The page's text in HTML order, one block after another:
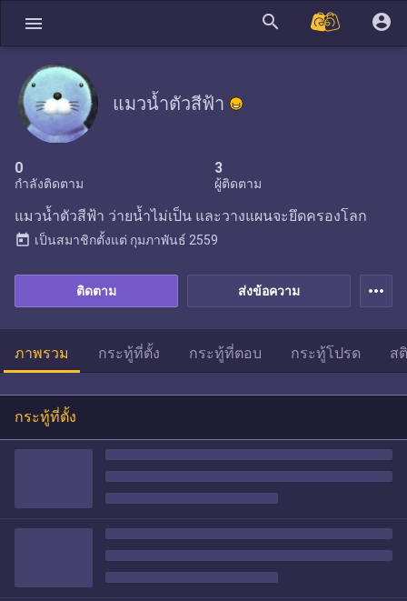
menu search account_circle
แมวน้ำตัวสีฟ้า
0
กำลังติดตาม
3
ผู้ติดตาม
ส่งข้อความ
ติดตาม
แมวน้ำตัวสีฟ้า ว่ายน้ำไม่เป็น และวางแผนจะยึดครองโลก
today เป็นสมาชิกตั้งแต่ กุมภาพันธ์ 2559
more_horiz
ภาพรวม กระทู้ที่ตั้ง กระทู้ที่ตอบ กระทู้โปรด ส
กระทู้ที่ตั้ง